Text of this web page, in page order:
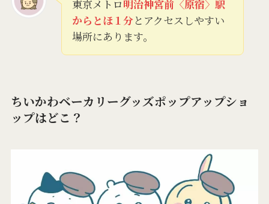
東京メトロ明治神宮前〈原宿〉駅
からとほ１分とアクセスしやすい
場所にあります。
ちいかわベーカリーグッズポップアップショ
ップはどこ？